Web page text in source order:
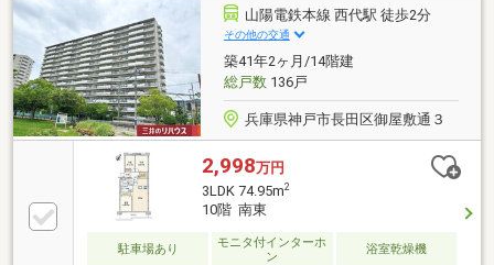
右下の青いボタンでお問い合わせいただければスムー
ズにご案内させていただけます。◆初めてのマイホー
ム探しに自信があります◆ご自宅までのお迎え無料サ
ービス実施中◆ローンアドバイザーとFPによる月々の
生活費改善 アドバイス実施中
山陽電鉄本線 西代駅 徒歩2分
その他の交通
築41年2ヶ月/14階建
総戸数136戸
兵庫県神戸市長田区御屋敷通３
2,998万円
3LDK 74.95m2
10階 南東
駐車場あり
モニタ付インターホ
ン
浴室乾燥機